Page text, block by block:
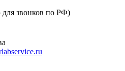
для звонков по РФ)